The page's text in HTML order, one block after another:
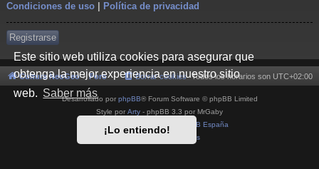
Este sitio web utiliza cookies para asegurar que
obtenga la mejor experiencia en nuestro sitio
web. Saber más
¡Lo entiendo!
Condiciones de uso Política de privacidad
Registrarse
Cultura NeoGeo Foro Todos los horarios son UTC+02:00
Borrar cookies
Desarrollado por phpBB® Forum Software © phpBB Limited
Style por Arty - phpBB 3.3 por MrGaby
phpBB España
Condiciones